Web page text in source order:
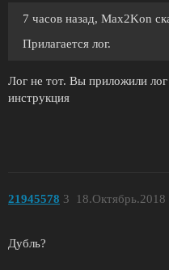
7 часов назад, Max2Kon
Прилагается лог.
Лог не тот. Вы приложили
инструкция
21945578 3
Дубль?